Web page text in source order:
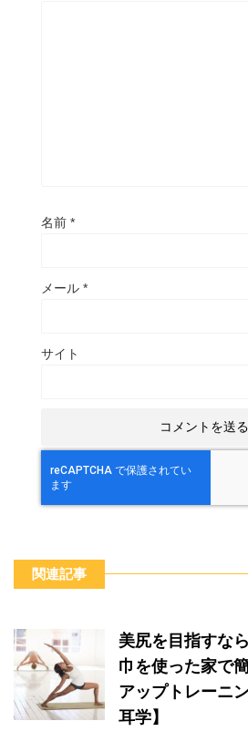
名前 *
メール *
サイト
関連記事
美尻を目指すな
巾を使った家で
アップトレーニ
耳学】